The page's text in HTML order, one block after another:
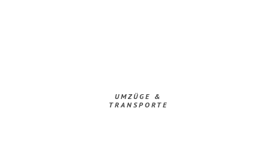
UMZÜGE &
TRANSPORTE